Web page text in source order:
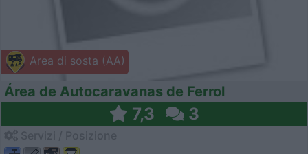
Area di sosta (AA)
Área de Autocaravanas de Ferrol
7,3 3